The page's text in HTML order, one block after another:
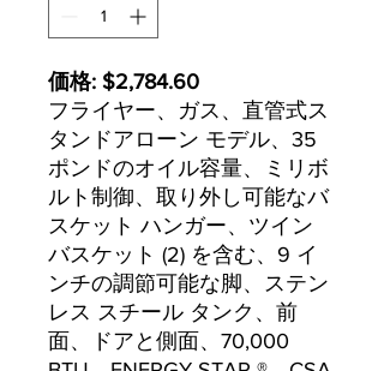
価格: $2,784.60
フライヤー、ガス、直管式ス
タンドアローン モデル、35
ポンドのオイル容量、ミリボ
ルト制御、取り外し可能なバ
スケット ハンガー、ツイン
バスケット (2) を含む、9 イ
ンチの調節可能な脚、ステン
レス スチール タンク、前
面、ドアと側面、70,000